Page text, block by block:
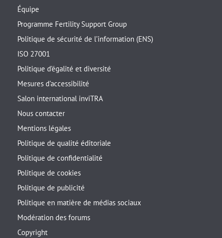
Équipe
Programme Fertility Support Group
Politique de sécurité de l’information (ENS)
ISO 27001
Politique d’égalité et diversité
Mesures d’accessibilité
Salon international inviTRA
Nous contacter
Mentions légales
Politique de qualité éditoriale
Politique de confidentialité
Politique de cookies
Politique de publicité
Politique en matière de médias sociaux
Modération des forums
Copyright